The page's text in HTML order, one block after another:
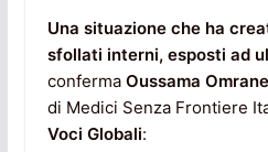
Una situazione che ha
sfollati interni, esposti ad
conferma Oussama Omrane
di Medici Senza Frontiere
Voci Globali: